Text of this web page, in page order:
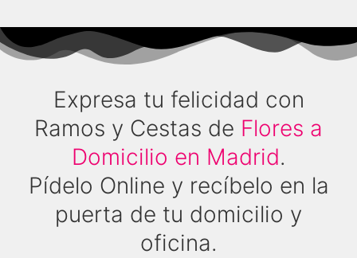
Expresa tu felicidad con
Ramos y Cestas de Flores a
Domicilio en Madrid.
Pídelo Online y recíbelo en la
puerta de tu domicilio y
oficina.